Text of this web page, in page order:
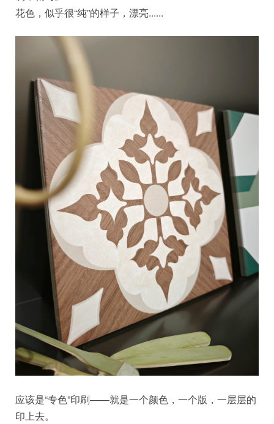
花色，似乎很“纯”的样子，漂亮......
应该是“专色”印刷——就是一个颜色，一个版，一层层的
印上去。